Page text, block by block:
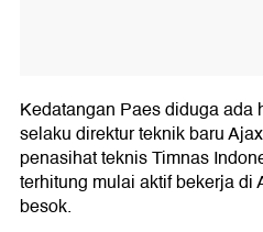
Kedatangan Paes diduga ada
selaku direktur teknik baru
penasihat teknis Timnas
terhitung mulai aktif bekerja di
besok.